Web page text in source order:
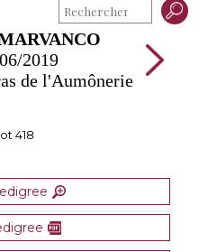
2019
de l'Aumônerie